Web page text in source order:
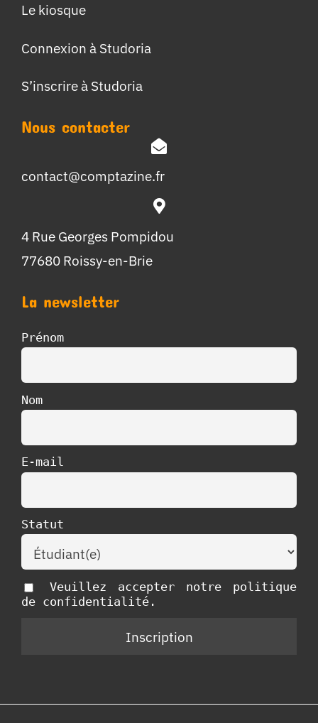
Le kiosque
Connexion à Studoria
S’inscrire à Studoria
Nous contacter
contact@comptazine.fr
4 Rue Georges Pompidou
77680 Roissy-en-Brie
La newsletter
Prénom
Nom
E-mail
Statut
Veuillez accepter notre politique
de confidentialité.